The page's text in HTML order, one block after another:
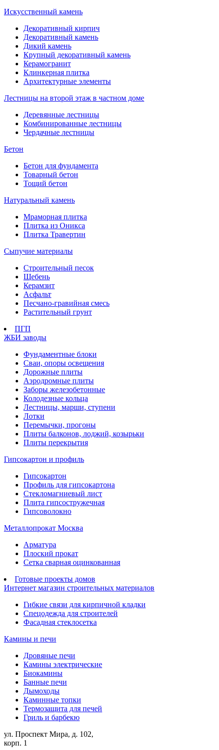
Искусственный камень
Декоративный кирпич
Декоративный камень
Дикий камень
Крупный декоративный камень
Керамогранит
Клинкерная плитка
Архитектурные элементы
Лестницы на второй этаж в частном доме
Деревянные лестницы
Комбинированные лестницы
Чердачные лестницы
Бетон
Бетон для фундамента
Товарный бетон
Тощий бетон
Натуральный камень
Мраморная плитка
Плитка из Оникса
Плитка Травертин
Сыпучие материалы
Строительный песок
Щебень
Керамзит
Асфальт
Песчано-гравийная смесь
Растительный грунт
ПГП
ЖБИ заводы
Фундаментные блоки
Сваи, опоры освещения
Дорожные плиты
Аэродромные плиты
Заборы железобетонные
Колодезные кольца
Лестницы, марши, ступени
Лотки
Перемычки, прогоны
Плиты балконов, лоджий, козырьки
Плиты перекрытия
Гипсокартон и профиль
Гипсокартон
Профиль для гипсокартона
Стекломагниевый лист
Плита гипсостружечная
Гипсоволокно
Металлопрокат Москва
Арматура
Плоский прокат
Сетка сварная оцинкованная
Готовые проекты домов
Интернет магазин строительных материалов
Гибкие связи для кирпичной кладки
Спецодежда для строителей
Фасадная стеклосетка
Камины и печи
Дровяные печи
Камины электрические
Биокамины
Банные печи
Дымоходы
Каминные топки
Термозащита для печей
Гриль и барбекю
ул. Проспект Мира, д. 102,
корп. 1